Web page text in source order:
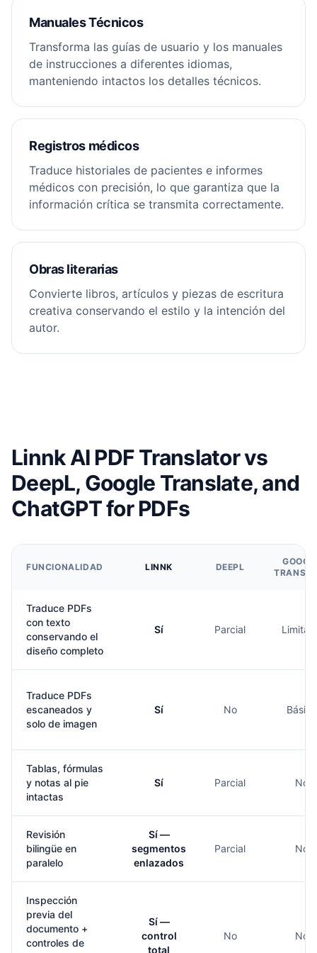
Manuales Técnicos
Transforma las guías de usuario y los manuales
de instrucciones a diferentes idiomas,
manteniendo intactos los detalles técnicos.
Registros médicos
Traduce historiales de pacientes e informes
médicos con precisión, lo que garantiza que la
información crítica se transmita correctamente.
Obras literarias
Convierte libros, artículos y piezas de escritura
creativa conservando el estilo y la intención del
autor.
Linnk AI PDF Translator vs
DeepL, Google Translate, and
ChatGPT for PDFs
FUNCIONALIDAD LINNK DEEPL
Traduce PDFs
con texto
conservando el
diseño completo
Sí Parcial
Traduce PDFs
escaneados y
solo de imagen
Sí No Básico
Tablas, fórmulas
y notas al pie
intactas
Sí Parcial No
Revisión
bilingüe en
paralelo
Sí —
segmentos
enlazados
Parcial No
Inspección
previa del
documento +
controles de
Sí —
control
total
No No